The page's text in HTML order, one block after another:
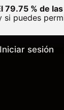
79.75 % de
puedes
Iniciar sesión